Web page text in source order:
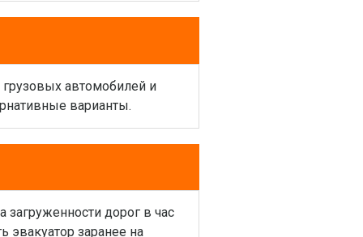
автомобилей и
варианты.
дорог в час
эвакуатор заранее на